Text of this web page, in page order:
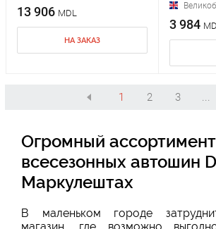
13 906 MDL
НА ЗАКАЗ
3 984
1 2 3 ...
Огромный ассортимент
всесезонных автошин
Маркулештах
В маленьком городе
магазин, где возможно